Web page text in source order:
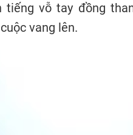
tiếng vỗ tay đồng
vang lên.